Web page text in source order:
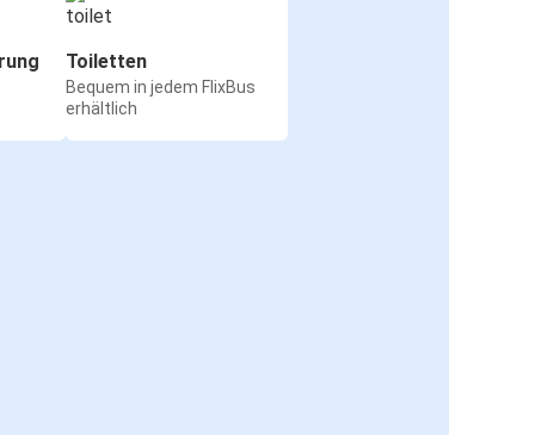
Toiletten
Bequem in jedem FlixBus
erhältlich